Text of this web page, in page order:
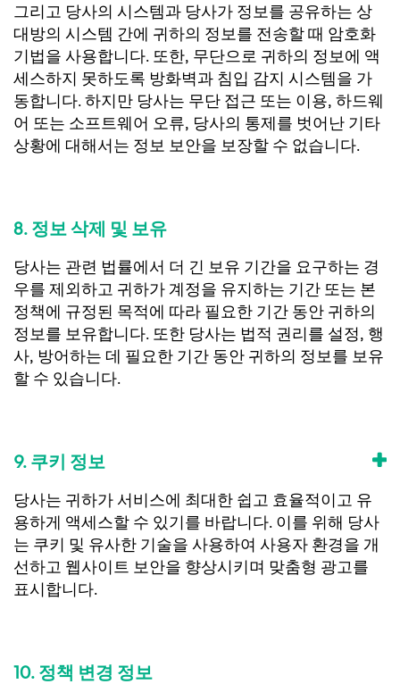
그리고 당사의 시스템과 당사가 정보를 공유하는 상
대방의 시스템 간에 귀하의 정보를 전송할 때 암호화
기법을 사용합니다. 또한, 무단으로 귀하의 정보에 액
세스하지 못하도록 방화벽과 침입 감지 시스템을 가
동합니다. 하지만 당사는 무단 접근 또는 이용, 하드웨
어 또는 소프트웨어 오류, 당사의 통제를 벗어난 기타
상황에 대해서는 정보 보안을 보장할 수 없습니다.
8. 정보 삭제 및 보유
당사는 관련 법률에서 더 긴 보유 기간을 요구하는 경
우를 제외하고 귀하가 계정을 유지하는 기간 또는 본
정책에 규정된 목적에 따라 필요한 기간 동안 귀하의
정보를 보유합니다. 또한 당사는 법적 권리를 설정, 행
사, 방어하는 데 필요한 기간 동안 귀하의 정보를 보유
할 수 있습니다.
9. 쿠키 정보
당사는 귀하가 서비스에 최대한 쉽고 효율적이고 유
용하게 액세스할 수 있기를 바랍니다. 이를 위해 당사
는 쿠키 및 유사한 기술을 사용하여 사용자 환경을 개
선하고 웹사이트 보안을 향상시키며 맞춤형 광고를
표시합니다.
10. 정책 변경 정보